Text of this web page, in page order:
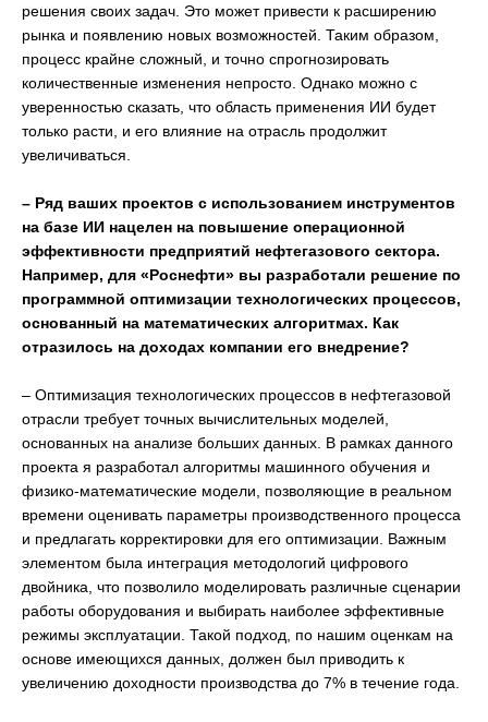
решения своих задач. Это может привести к расширению
рынка и появлению новых возможностей. Таким образом,
процесс крайне сложный, и точно спрогнозировать
количественные изменения непросто. Однако можно с
уверенностью сказать, что область применения ИИ будет
только расти, и его влияние на отрасль продолжит
увеличиваться.
– Ряд ваших проектов с использованием инструментов
на базе ИИ нацелен на повышение операционной
эффективности предприятий нефтегазового сектора.
Например, для «Роснефти» вы разработали решение по
программной оптимизации технологических процессов,
основанный на математических алгоритмах. Как
отразилось на доходах компании его внедрение?
– Оптимизация технологических процессов в нефтегазовой
отрасли требует точных вычислительных моделей,
основанных на анализе больших данных. В рамках данного
проекта я разработал алгоритмы машинного обучения и
физико-математические модели, позволяющие в реальном
времени оценивать параметры производственного процесса
и предлагать корректировки для его оптимизации. Важным
элементом была интеграция методологий цифрового
двойника, что позволило моделировать различные сценарии
работы оборудования и выбирать наиболее эффективные
режимы эксплуатации. Такой подход, по нашим оценкам на
основе имеющихся данных, должен был приводить к
увеличению доходности производства до 7% в течение года.